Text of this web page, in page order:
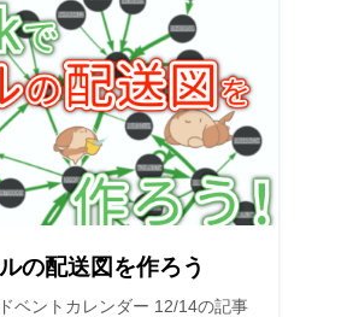
の配送図を作ろう
ベントカレンダー 12/14の記事